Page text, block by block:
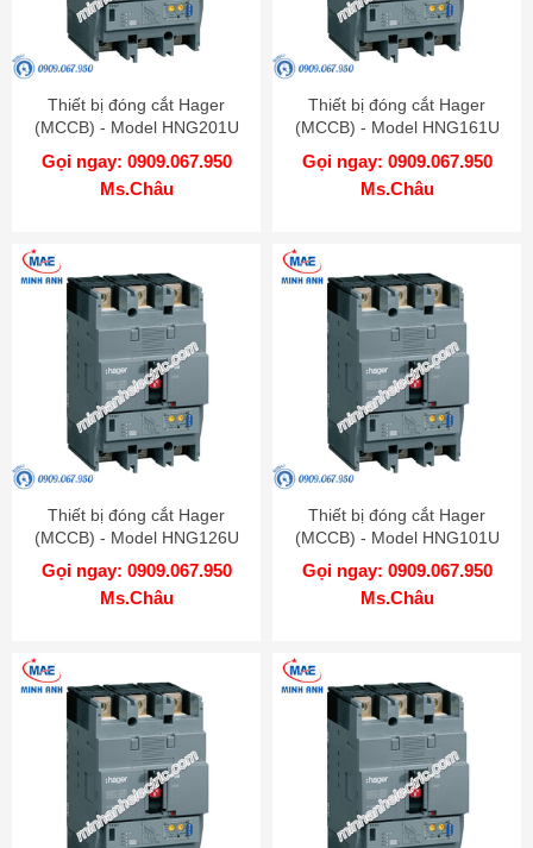
Thiết bị đóng cắt Hager
(MCCB) - Model HNG201U
Gọi ngay: 0909.067.950
Ms.Châu
Thiết bị đóng cắt Hager
(MCCB) - Model HNG161U
Gọi ngay: 0909.067.950
Ms.Châu
Thiết bị đóng cắt Hager
(MCCB) - Model HNG126U
Gọi ngay: 0909.067.950
Ms.Châu
Thiết bị đóng cắt Hager
(MCCB) - Model HNG101U
Gọi ngay: 0909.067.950
Ms.Châu